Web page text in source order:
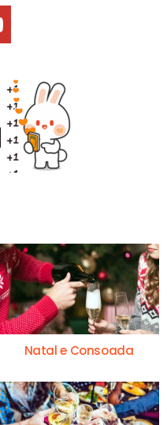
Natal e Consoada